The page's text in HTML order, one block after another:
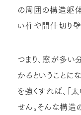
の周囲の構造躯
い柱や間仕切り
つまり、窓が多い
かるということに
を強くすれば、「
せん。そんな構造